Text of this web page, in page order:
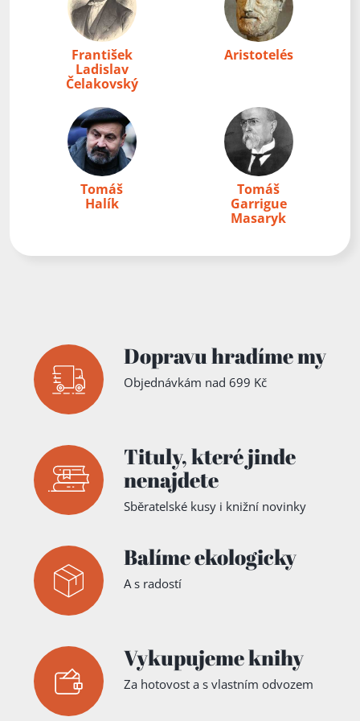
František
Ladislav
Čelakovský
Aristotelés
Tomáš
Halík
Tomáš
Garrigue
Masaryk
Dopravu hradíme my
Objednávkám nad 699 Kč
Tituly,které jinde
nenajdete
Sběratelské kusy i knižní novinky
Balíme ekologicky
A s radostí
Vykupujeme knihy
Za hotovost a s vlastním odvozem